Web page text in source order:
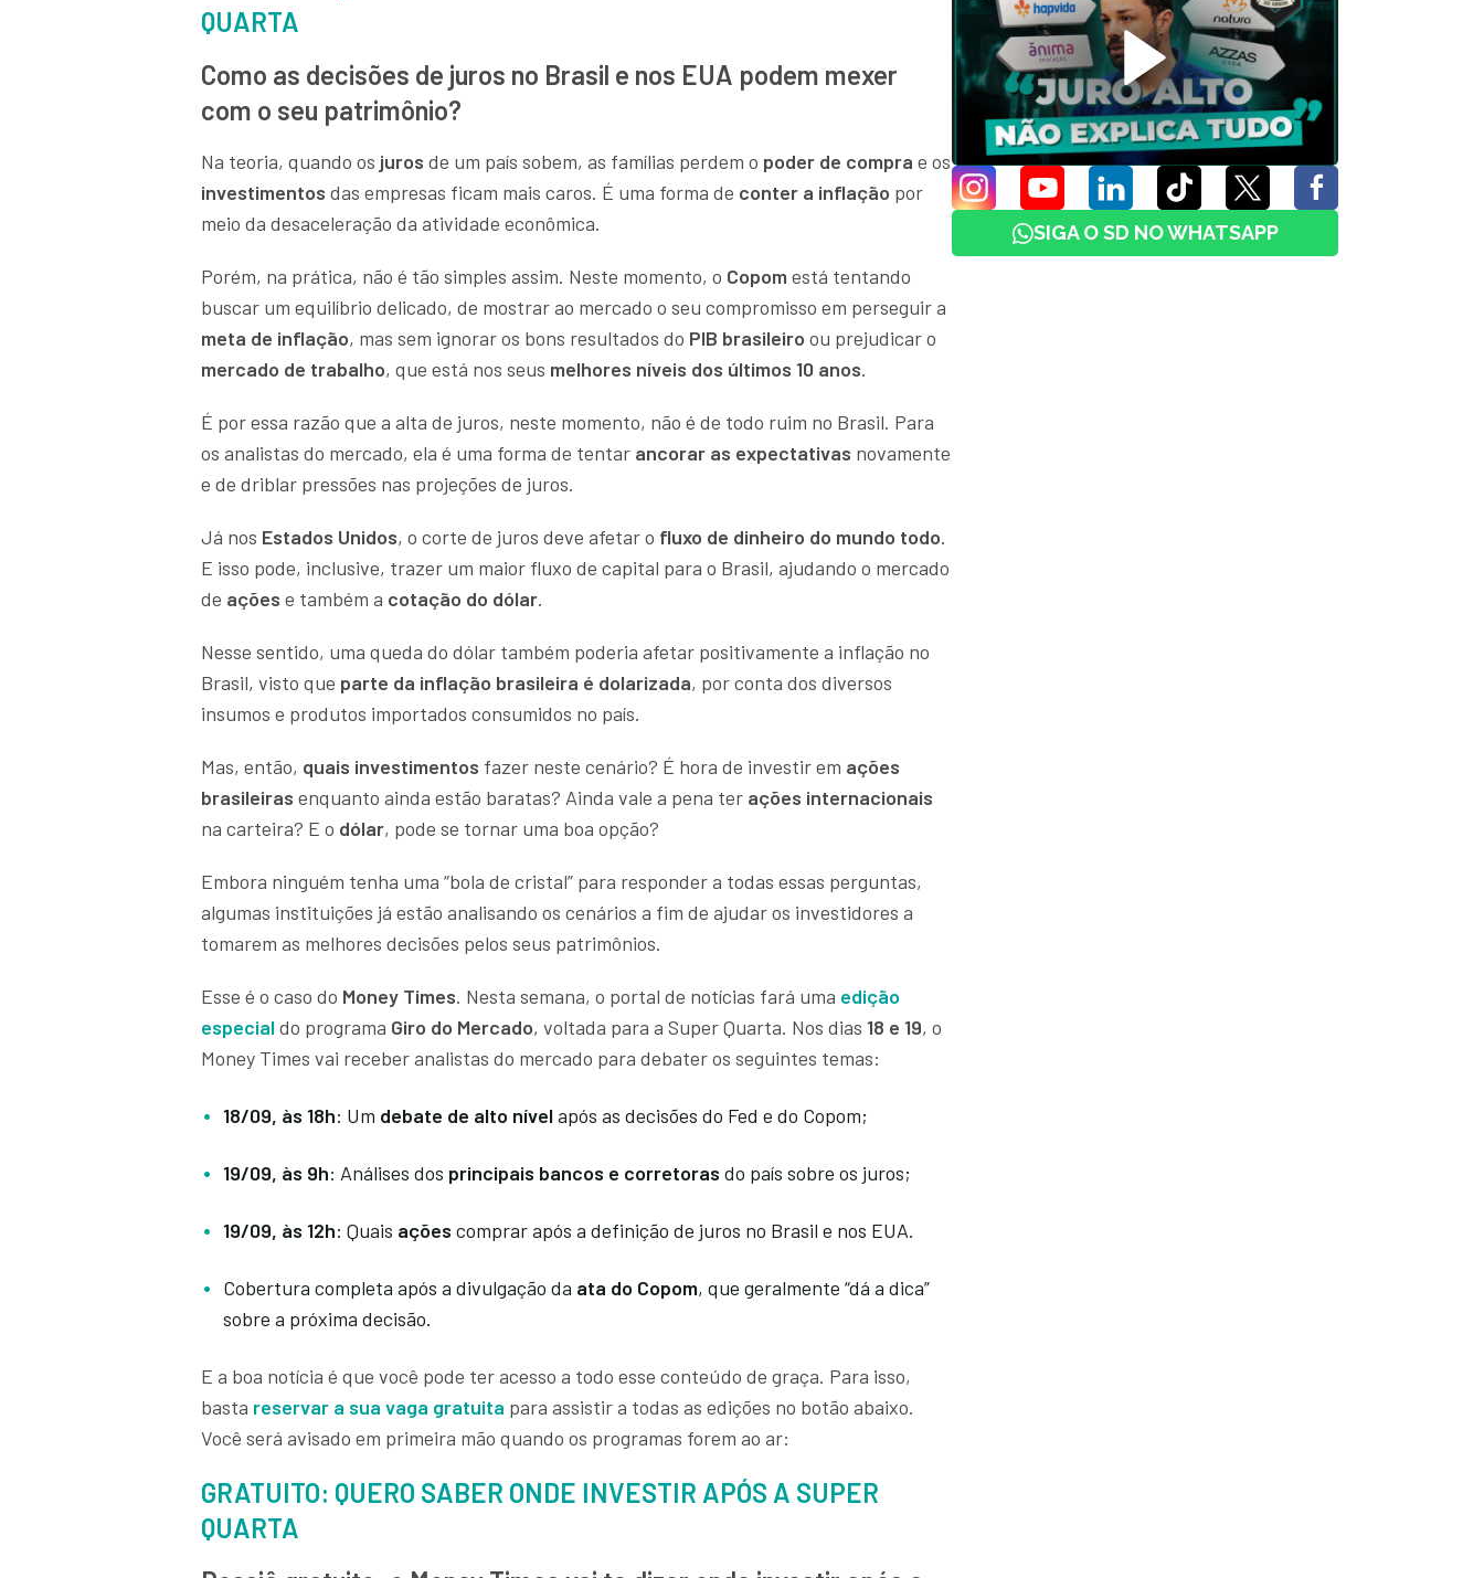
QUARTA
Como as decisões de juros no Brasil e nos EUA podem mexer
com o seu patrimônio?
Na teoria, quando os juros de um país sobem, as famílias perdem o poder de compra e os
investimentos das empresas ficam mais caros. É uma forma de conter a inflação por
meio da desaceleração da atividade econômica.
Porém, na prática, não é tão simples assim. Neste momento, o Copom está tentando
buscar um equilíbrio delicado, de mostrar ao mercado o seu compromisso em perseguir a
meta de inflação, mas sem ignorar os bons resultados do PIB brasileiro ou prejudicar o
mercado de trabalho, que está nos seus melhores níveis dos últimos 10 anos.
É por essa razão que a alta de juros, neste momento, não é de todo ruim no Brasil. Para
os analistas do mercado, ela é uma forma de tentar ancorar as expectativas novamente
e de driblar pressões nas projeções de juros.
Já nos Estados Unidos, o corte de juros deve afetar o fluxo de dinheiro do mundo todo.
E isso pode, inclusive, trazer um maior fluxo de capital para o Brasil, ajudando o mercado
de ações e também a cotação do dólar.
Nesse sentido, uma queda do dólar também poderia afetar positivamente a inflação no
Brasil, visto que parte da inflação brasileira é dolarizada, por conta dos diversos
insumos e produtos importados consumidos no país.
Mas, então, quais investimentos fazer neste cenário? É hora de investir em ações
brasileiras enquanto ainda estão baratas? Ainda vale a pena ter ações internacionais
na carteira? E o dólar, pode se tornar uma boa opção?
Embora ninguém tenha uma “bola de cristal” para responder a todas essas perguntas,
algumas instituições já estão analisando os cenários a fim de ajudar os investidores a
tomarem as melhores decisões pelos seus patrimônios.
Esse é o caso do Money Times. Nesta semana, o portal de notícias fará uma edição
especialdo programa Giro do Mercado, voltada para a Super Quarta. Nos dias 18 e 19, o
Money Times vai receber analistas do mercado para debater os seguintes temas:
18/09, às 18h: Um debate de alto nívelapós as decisões do Fed e do Copom;
19/09, às 9h: Análises dos principais bancos e corretoras do país sobre os juros;
19/09, às 12h: Quais ações comprar após a definição de juros no Brasil e nos EUA.
Cobertura completa após a divulgação da ata do Copom, que geralmente “dá a dica”
sobre a próxima decisão.
E a boa notícia é que você pode ter acesso a todo esse conteúdo de graça. Para isso,
basta reservar a sua vaga gratuita para assistir a todas as edições no botão abaixo.
Você será avisado em primeira mão quando os programas forem ao ar:
GRATUITO: QUERO SABER ONDE INVESTIR APÓS A SUPER
QUARTA
SIGA O SD NO WHATSAPP